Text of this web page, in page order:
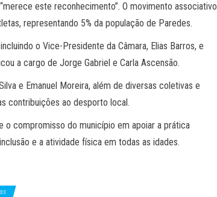
este reconhecimento”. O movimento associativo
representando 5% da população de Paredes.
o Vice-Presidente da Câmara, Elias Barros, e
a cargo de Jorge Gabriel e Carla Ascensão.
e Emanuel Moreira, além de diversas coletivas e
contribuições ao desporto local.
o compromisso do município em apoiar a prática
e a atividade física em todas as idades.